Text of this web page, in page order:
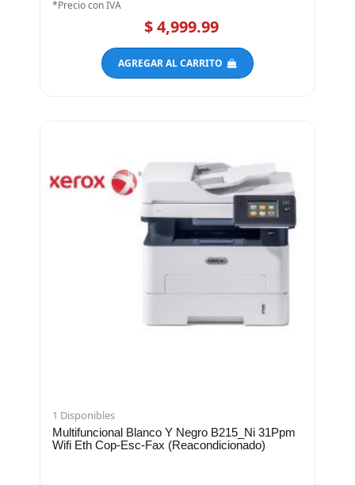
VPN: 36SC640
$ 4,999.99
AGREGAR AL CARRITO
1 Disponibles
Multifuncional Blanco Y Negro B215_Ni 31Ppm